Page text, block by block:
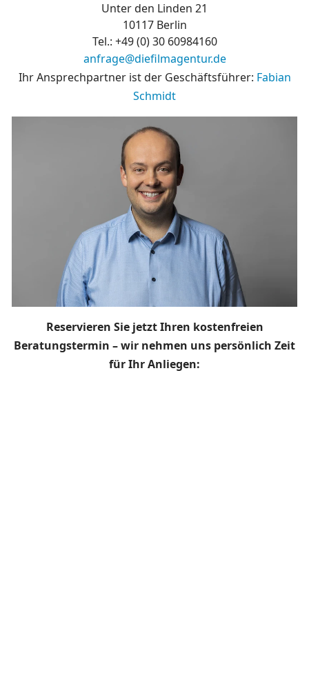
Unter den Linden 21
10117 Berlin
Tel.: +49 (0)30 60984160
anfrage@diefilmagentur.de
Ihr Ansprechpartner ist der Geschäftsführer: Fabian
Schmidt
Reservieren Sie jetzt Ihren kostenfreien
Beratungstermin – wir nehmen uns persönlich Zeit
für Ihr Anliegen: